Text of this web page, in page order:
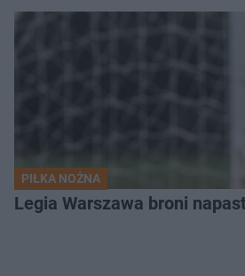
PIŁKA NOŻNA
Legia Warszawa broni